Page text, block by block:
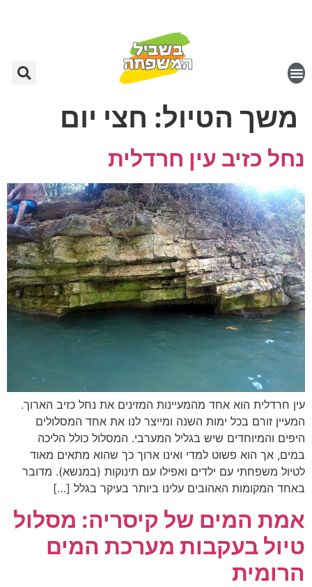
משך הטיול: חצי יום
נחל כזיב עין חרדלית
עין חרדלית הוא אחד מהמעיינות המזינים את נחל כזיב הארוך.
המעיין זורם בכל ימות השנה ומייצר לנו את אחד המסלולים
היפים והמיוחדים שיש בגליל המערבי. המסלול כולל הליכה
במים, אך הוא פשוט למדי ואינו ארוך כך שהוא מתאים מאוד
לטיול משפחתי עם ילדים ואפילו עם תינוקות (במנשא). מדובר
באחד המקומות האהובים עלינו ביותר בעיקר בגלל […]
אמת המים של קיסריה: מסלול
טיול בעקבות מערכת המים
הרומית